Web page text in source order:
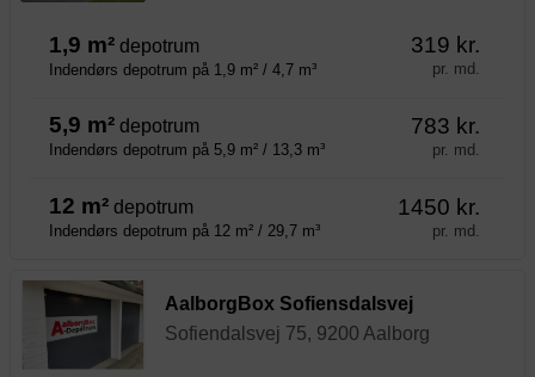
1,9 m² depotrum
Indendørs depotrum på 1,9 m² / 4,7 m³
319 kr.
pr. md.
5,9 m² depotrum
Indendørs depotrum på 5,9 m² / 13,3 m³
783 kr.
pr. md.
12 m² depotrum
Indendørs depotrum på 12 m² / 29,7 m³
1450 kr.
pr. md.
AalborgBox Sofiensdalsvej
Sofiendalsvej 75, 9200 Aalborg